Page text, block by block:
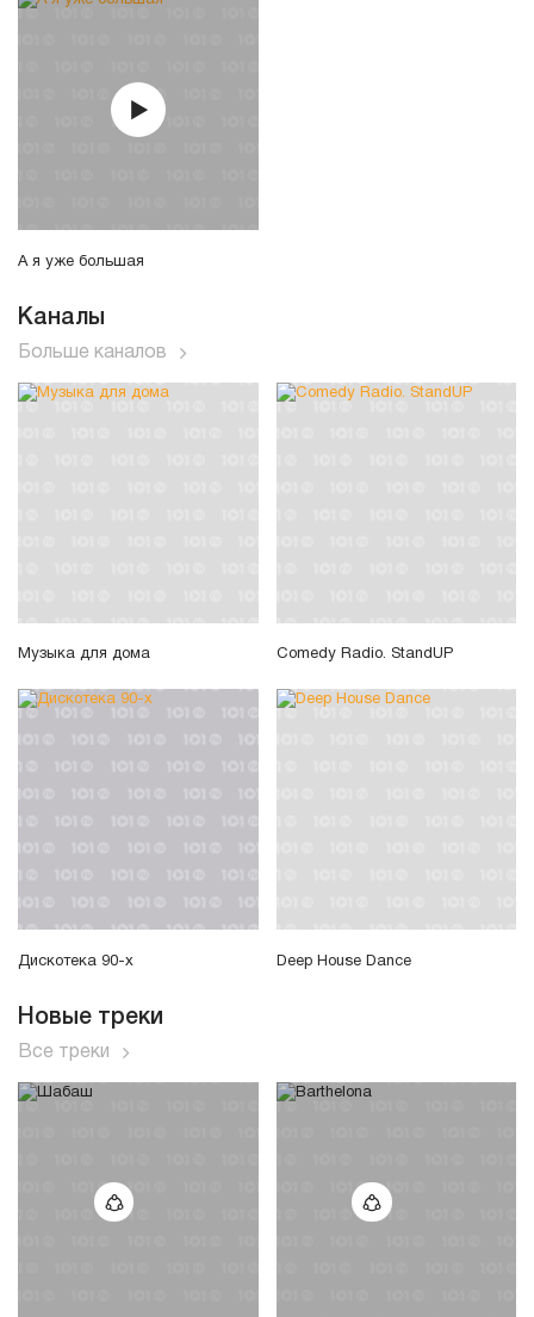
А я уже большая
Каналы
Больше каналов
Музыка для дома Comedy Radio. StandUP
Дискотека 90-х Deep House Dance
Новые треки
Все треки